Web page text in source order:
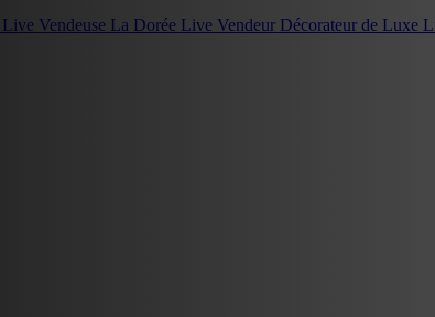
Live Vendeuse La Dorée Live Vendeur Décorateur de Luxe